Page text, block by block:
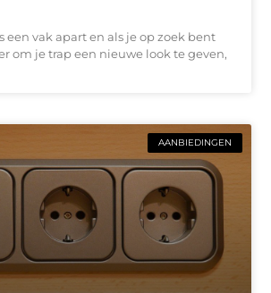
een vak apart en als je op zoek bent
om je trap een nieuwe look te geven,
AANBIEDINGEN